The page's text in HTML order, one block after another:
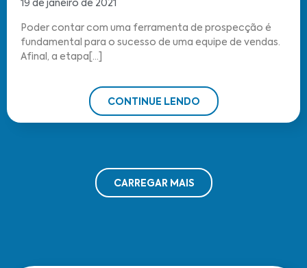
19 de janeiro de 2021
Poder contar com uma ferramenta de prospecção é
fundamental para o sucesso de uma equipe de vendas.
Afinal, a etapa[...]
CONTINUE LENDO
CARREGAR MAIS